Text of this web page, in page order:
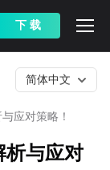
下 载
应对策略！
简体中文
析与应对